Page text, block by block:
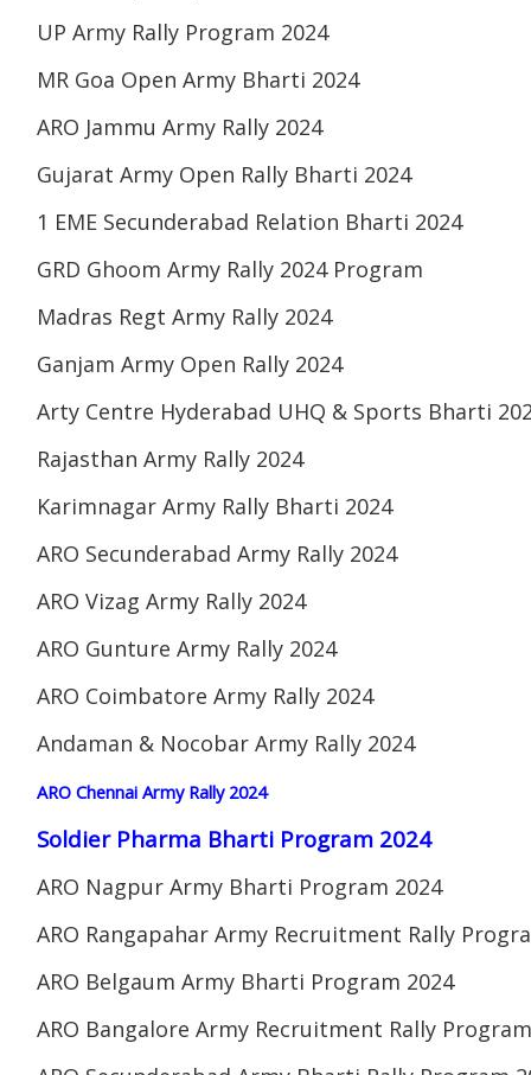
UP Army Rally Program 2024
MR Goa Open Army Bharti 2024
ARO Jammu Army Rally 2024
Gujarat Army Open Rally Bharti 2024
1 EME Secunderabad Relation Bharti 2024
GRD Ghoom Army Rally 2024 Program
Madras Regt Army Rally 2024
Ganjam Army Open Rally 2024
Arty Centre Hyderabad UHQ & Sports Bharti
Rajasthan Army Rally 2024
Karimnagar Army Rally Bharti 2024
ARO Secunderabad Army Rally 2024
ARO Vizag Army Rally 2024
ARO Gunture Army Rally 2024
ARO Coimbatore Army Rally 2024
Andaman & Nocobar Army Rally 2024
ARO Chennai Army Rally 2024
Soldier Pharma Bharti Program 2024
ARO Nagpur Army Bharti Program 2024
ARO Rangapahar Army Recruitment Rally
ARO Belgaum Army Bharti Program 2024
ARO Bangalore Army Recruitment Rally